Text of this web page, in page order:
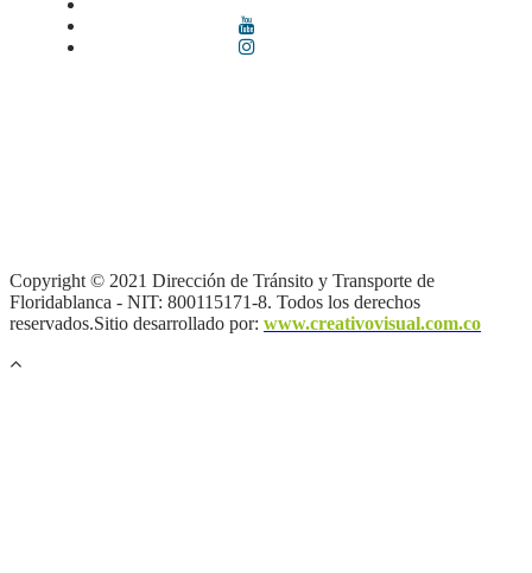
Copyright © 2021 Dirección de Tránsito y Transporte de
Floridablanca - NIT: 800115171-8. Todos los derechos
reservados.Sitio desarrollado por: www.creativovisual.com.co